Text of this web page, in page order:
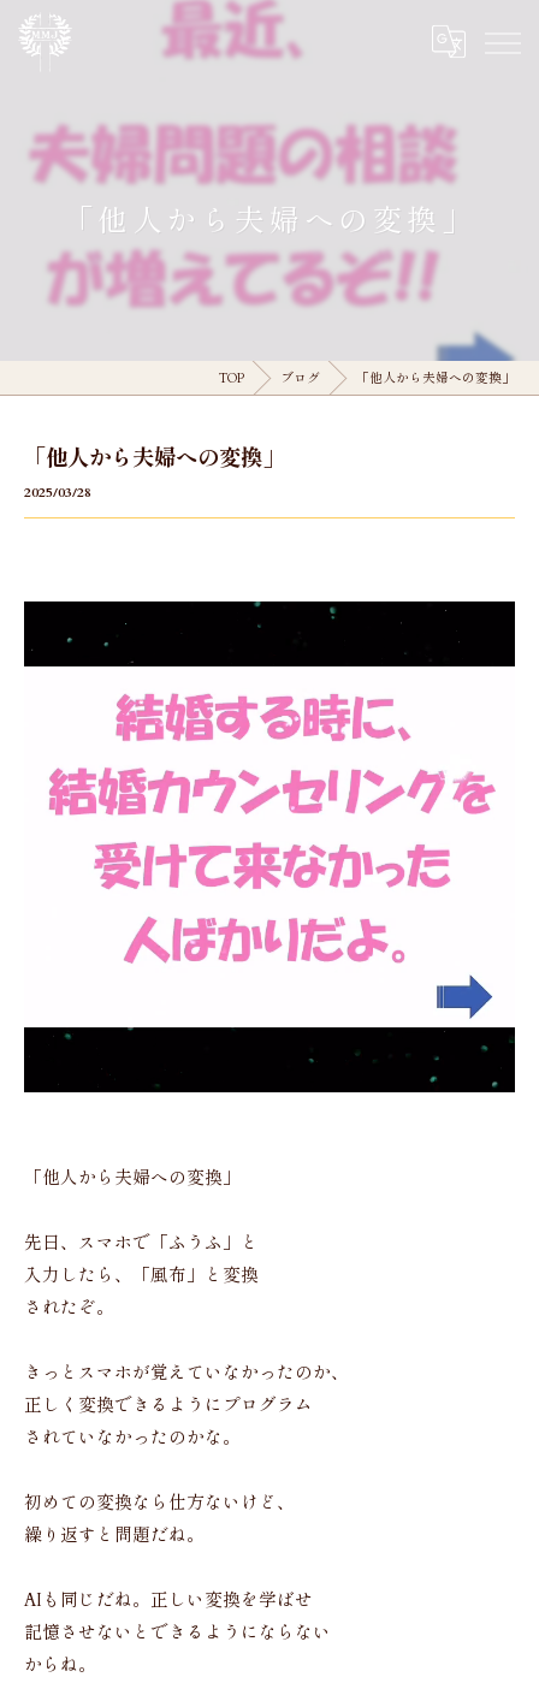
「他人から夫婦への変換」
TOP ブログ 「他人から夫婦への変換」
「他人から夫婦への変換」
2025/03/28
「他人から夫婦への変換」
先日、スマホで「ふうふ」と
入力したら、「風布」と変換
されたぞ。
きっとスマホが覚えていなかったのか、
正しく変換できるようにプログラム
されていなかったのかな。
初めての変換なら仕方ないけど、
繰り返すと問題だね。
AIも同じだね。正しい変換を学ばせ
記憶させないとできるようにならない
からね。